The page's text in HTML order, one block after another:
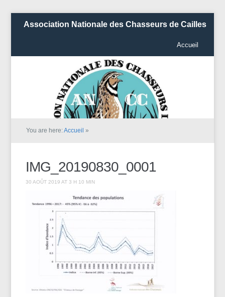
Association Nationale des Chasseurs de Cailles
Accueil
You are here:Accueil »
IMG_20190830_0001
30 AOÛT 2019 AT 3 H 10 MIN